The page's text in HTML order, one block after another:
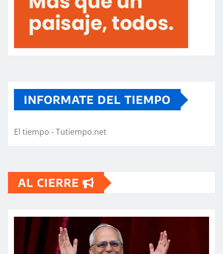
INFORMATE DEL TIEMPO
El tiempo - Tutiempo.net
AL CIERRE